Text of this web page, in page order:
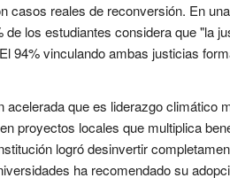
reales de reconversión. En
los estudiantes considera que "la
94% vinculando ambas justicias
que es liderazgo climático
proyectos locales que multiplica
logró desinvertir
ha recomendado su